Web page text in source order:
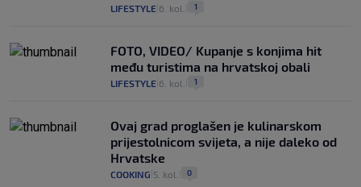
LIFESTYLE 6. kol. 1
FOTO, VIDEO/ Kupanje s konjima hit
među turistima na hrvatskoj obali
LIFESTYLE 6. kol. 1
Ovaj grad proglašen je kulinarskom
prijestolnicom svijeta, a nije daleko od
Hrvatske
COOKING 5. kol. 0